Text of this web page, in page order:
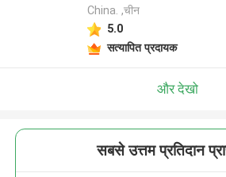
China. ,चीन
5.0
सत्यापित प्रदायक
और देखो
सबसे उत्तम प्रतिदान